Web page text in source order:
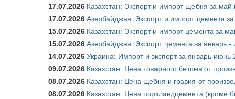
17.07.2026 Казахстан: Экспорт и импорт щебня за
17.07.2026 Азербайджан: Экспорт и импорт цемента
15.07.2026 Казахстан: Экспорт и импорт цемента за
15.07.2026 Азербайджан: Экспорт цемента за январь -
14.07.2026 Украина: Импорт и экспорт за январь-июнь
09.07.2026 Казахстан: Цена товарного бетона от
08.07.2026 Казахстан: Цена щебня и гравия от
08.07.2026 Казахстан: Цена портландцемента (кроме